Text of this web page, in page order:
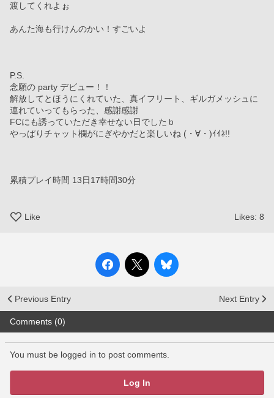
渡してくれよぉ
あんた海も行けんのかい！すごいよ
P.S.
念願の party デビュー！！
解放してとほうにくれていた、真イフリート、ギルガメッシュに
連れていってもらった、感謝感謝
FCにも誘っていただき幸せない日でしたｂ
やっぱりチャット欄がにぎやかだと楽しいね (・∀・)ｲｲﾈ!!
累積プレイ時間 13日17時間30分
Like Likes: 8
Previous Entry Next Entry
Comments (0)
You must be logged in to post comments.
Log In